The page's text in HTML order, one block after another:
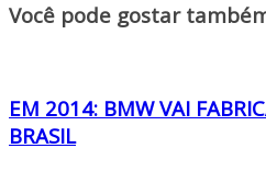
Você pode gostar
EM 2014: BMW VAI
BRASIL